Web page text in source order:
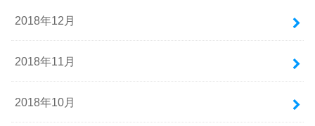
2018年12月
2018年11月
2018年10月